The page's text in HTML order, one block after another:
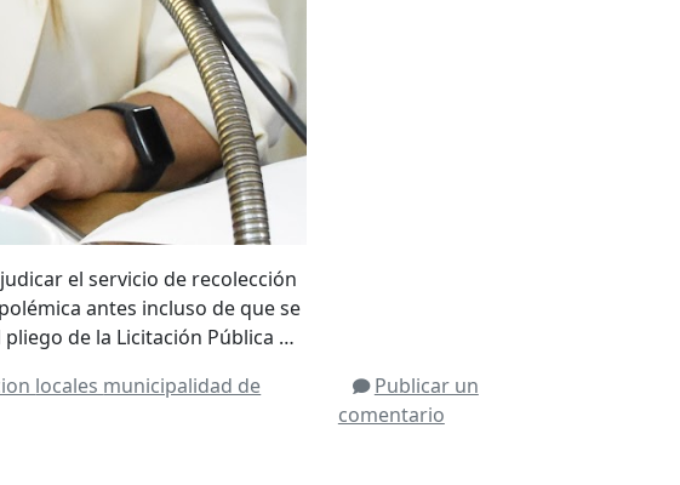
el servicio de recolección
antes incluso de que se
de la Licitación Pública …
locales municipalidad de
Publicar un
comentario